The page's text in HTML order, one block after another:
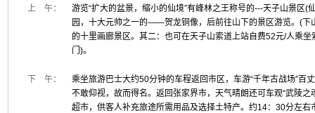
上 午：
游览“扩大的盆景，缩小的仙境”有峰林之王称号的---天子山景区
园，十大元帅之一的——贺龙铜像，后前往山下的景区游览。(下
的十里画廊景区。其二：也可在天子山索道上站自费52元/人乘
门)。
下 午：
乘坐旅游巴士大约50分钟的车程返回市区，车游“千年古战场”百
不敢仰视，故而得名。返回张家界市，天气晴朗还可车观“武陵
超市，供客人补充旅途所需用品及选择土特产。约14：30分左右